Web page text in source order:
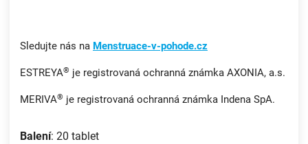
Sledujte nás na Menstruace-v-pohode.cz
ESTREYA® je registrovaná ochranná známka AXONIA, a.s.
MERIVA® je registrovaná ochranná známka Indena SpA.
Balení: 20 tablet